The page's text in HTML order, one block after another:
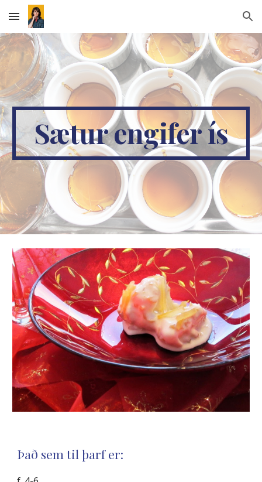
Skip to main content Skip to navigation
Sætur engifer ís
Það sem til þarf er: